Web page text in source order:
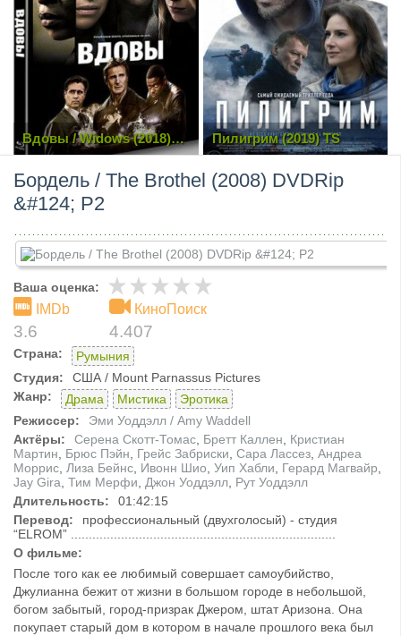
Вдовы / Widows (2018)
BDRip 1080p | Лицензия
Пилигрим (2019) TS
Бордель / The Brothel (2008) DVDRip
&#124; P2
Ваша оценка:
IMDb
3.6
КиноПоиск
4.407
Страна:
Румыния
Студия:
США / Mount Parnassus Pictures
Жанр:
Драма Мистика
Эротика
Режиссер:
Эми Уоддэлл / Amy Waddell
Актёры:
Серена Скотт-Томас, Бретт Каллен, Кристиан
Мартин, Брюс Пэйн, Грейс Забриски, Сара Лассез, Андреа
Моррис, Лиза Бейнс, Ивонн Шио, Уип Хабли, Герард Магвайр,
Jay Gira, Тим Мерфи, Джон Уоддэлл, Рут Уоддэлл
Длительность:
01:42:15
Перевод:
профессиональный (двухголосый) - студия
“ELROM” ..........................................................................
О фильме:
После того как ее любимый совершает самоубийство,
Джулианна бежит от жизни в большом городе в небольшой,
богом забытый, город-призрак Джером, штат Аризона. Она
покупает старый дом в котором в начале прошлого века был